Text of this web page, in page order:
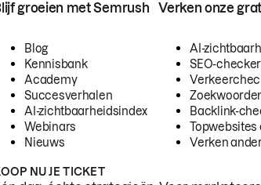
groeien met Semrush
Blog
Kennisbank
Academy
Succesverhalen
AI-zichtbaarheidsindex
Webinars
Nieuws
Verken onze
AI-
SEO-checker
Backlink-
Topwebsites
Verken
NU JE TICKET